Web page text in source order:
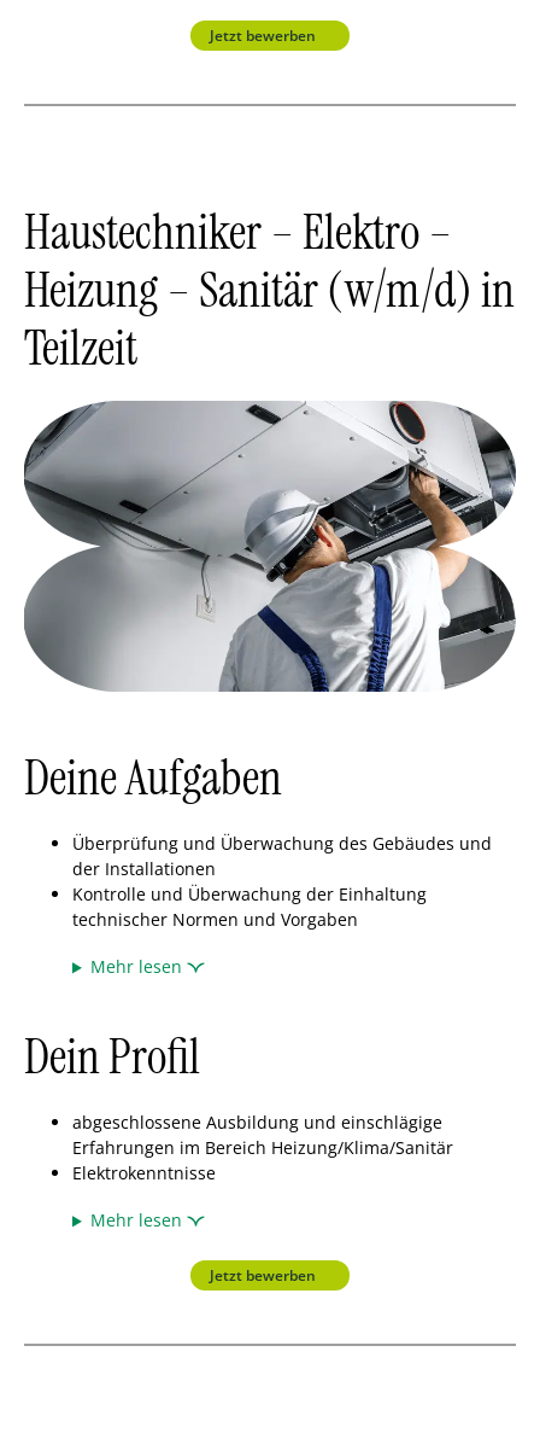
Jetzt bewerben
Haustechniker – Elektro –
Heizung – Sanitär (w/m/d) in
Teilzeit
Deine Aufgaben
Überprüfung und Überwachung des Gebäudes und
der Installationen
Kontrolle und Überwachung der Einhaltung
technischer Normen und Vorgaben
Mehr lesen
Dein Profil
abgeschlossene Ausbildung und einschlägige
Erfahrungen im Bereich Heizung/Klima/Sanitär
Elektrokenntnisse
Mehr lesen
Jetzt bewerben